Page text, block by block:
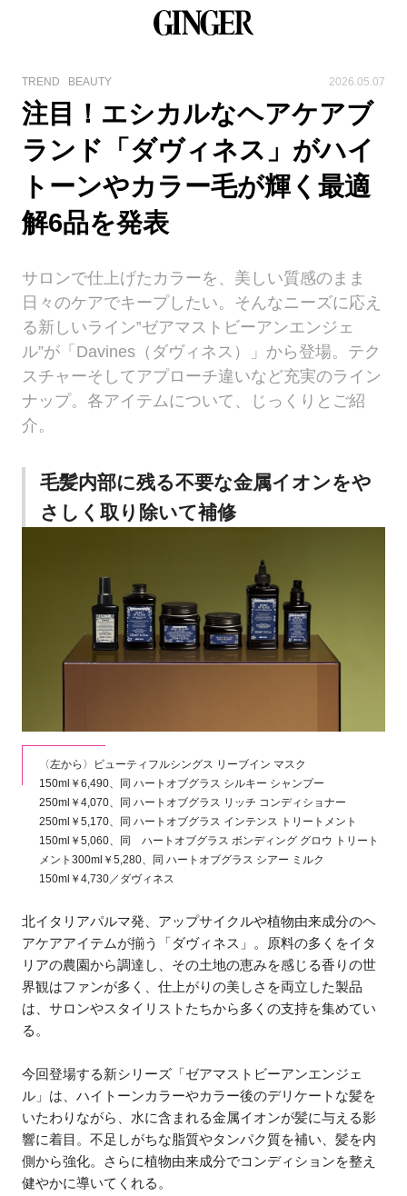
TREND BEAUTY 2026.05.07
注目！エシカルなヘアケアブ
ランド「ダヴィネス」がハイ
トーンやカラー毛が輝く最適
解6品を発表
サロンで仕上げたカラーを、美しい質感のまま
日々のケアでキープしたい。そんなニーズに応え
る新しいライン‟ゼアマストビーアンエンジェ
ル”が「Davines（ダヴィネス）」から登場。テク
スチャーそしてアプローチ違いなど充実のライン
ナップ。各アイテムについて、じっくりとご紹
介。
毛髪内部に残る不要な金属イオンをや
さしく取り除いて補修
〈左から〉ビューティフルシングス リーブイン マスク
150ml￥6,490、同 ハートオブグラス シルキー シャンプー
250ml￥4,070、同 ハートオブグラス リッチ コンディショナー
250ml￥5,170、同 ハートオブグラス インテンス トリートメント
150ml￥5,060、同 ハートオブグラス ボンディング グロウ トリート
メント300ml￥5,280、同 ハートオブグラス シアー ミルク
150ml￥4,730／ダヴィネス
北イタリアパルマ発、アップサイクルや植物由来成分のヘ
アケアアイテムが揃う「ダヴィネス」。原料の多くをイタ
リアの農園から調達し、その土地の恵みを感じる香りの世
界観はファンが多く、仕上がりの美しさを両立した製品
は、サロンやスタイリストたちから多くの支持を集めてい
る。
今回登場する新シリーズ「ゼアマストビーアンエンジェ
ル」は、ハイトーンカラーやカラー後のデリケートな髪を
いたわりながら、水に含まれる金属イオンが髪に与える影
響に着目。不足しがちな脂質やタンパク質を補い、髪を内
側から強化。さらに植物由来成分でコンディションを整え
健やかに導いてくれる。